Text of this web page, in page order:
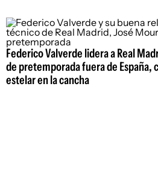
Federico Valverde lidera a Real
de pretemporada fuera de España,
estelar en la cancha